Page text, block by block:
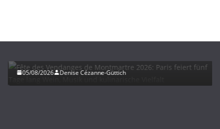
05/08/2026 Denise Cézanne-Güttich